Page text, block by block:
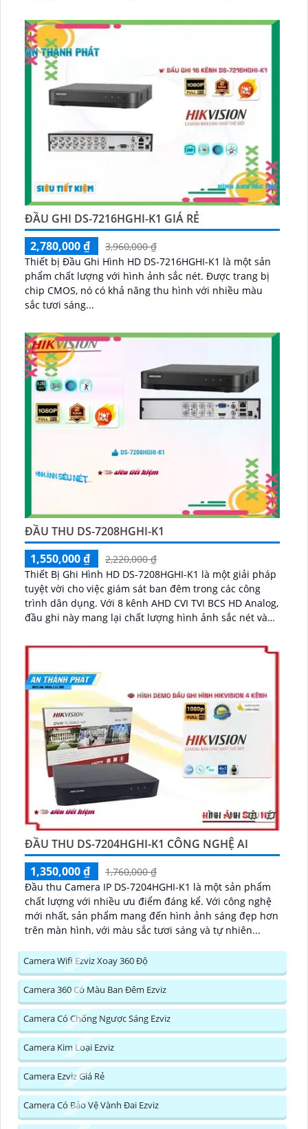
ĐẦU GHI DS-7216HGHI-K1 GIÁ RẺ
2,780,000 ₫
3,960,000 ₫
Thiết bị Đầu Ghi Hình HD DS-7216HGHI-K1 là một sản
phẩm chất lượng với hình ảnh sắc nét. Được trang bị
chip CMOS, nó có khả năng thu hình với nhiều màu
sắc tươi sáng...
ĐẦU THU DS-7208HGHI-K1
1,550,000 ₫
2,220,000 ₫
Thiết Bị Ghi Hình HD DS-7208HGHI-K1 là một giải pháp
tuyệt vời cho việc giám sát ban đêm trong các công
trình dân dụng. Với 8 kênh AHD CVI TVI BCS HD Analog,
đầu ghi này mang lại chất lượng hình ảnh sắc nét và
ĐẦU THU DS-7204HGHI-K1 CÔNG NGHỆ AI
1,350,000 ₫
1,760,000 ₫
Đầu thu Camera IP DS-7204HGHI-K1 là một sản phẩm
chất lượng với nhiều ưu điểm đáng kể. Với công nghệ
mới nhất, sản phẩm mang đến hình ảnh sáng đẹp hơn
trên màn hình, với màu sắc tươi sáng và tự nhiên...
Camera Wifi Ezviz Xoay 360 Độ
Camera 360 Có Màu Ban Đêm Ezviz
Camera Có Chống Ngược Sáng Ezviz
Camera Kim Loại Ezviz
Camera Ezviz Giá Rẻ
Camera Có Bảo Vệ Vành Đai Ezviz